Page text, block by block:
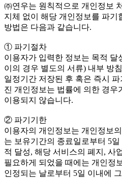
㈜연우는 원칙적으로 개인정보
지체 없이 해당 개인정보를 파기
방법은 다음과 같습니다.
① 파기절차
이용자가 입력한 정보는 목적 달
이의 경우 별도의 서류) 내부 방
일정기간 저장된 후 혹은 즉시
진 개인정보는 법률에 의한 경우
이용되지 않습니다.
② 파기기한
이용자의 개인정보는 개인정보
는 보유기간의 종료일로부터 5
적 달성, 해당 서비스의 폐지, 사
필요하게 되었을 때에는 개인정
인정되는 날로부터 5일 이내에